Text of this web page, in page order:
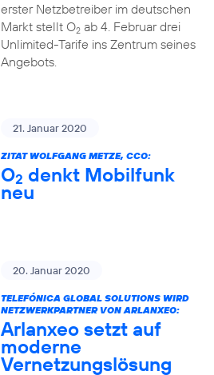
erster Netzbetreiber im deutschen
Markt stellt O2ab 4. Februar drei
Unlimited-Tarife ins Zentrum seines
Angebots.
21. Januar 2020
ZITAT WOLFGANG METZE, CCO:
O2 denkt Mobilfunk
neu
20. Januar 2020
TELEFÓNICA GLOBAL SOLUTIONS WIRD
NETZWERKPARTNER VON ARLANXEO:
Arlanxeo setzt auf
moderne
Vernetzungslösung